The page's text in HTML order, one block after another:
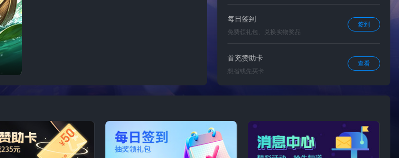
每日签到
免费领礼包、兑换实物奖品
签到
首充赞助卡
想省钱先买卡
查看